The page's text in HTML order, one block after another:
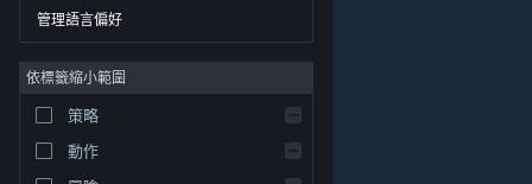
權人在美國與其它國家（地區）之財產。
Cookie
管理語言偏好
依標籤縮小範圍
策略
動作